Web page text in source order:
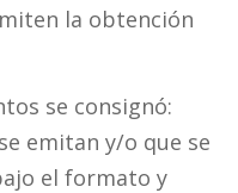
la obtención
se consignó:
emitan y/o que se
el formato y